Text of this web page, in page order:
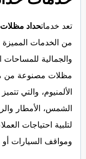
تعد خدماتحداد
من الخدمات
والجمالية
مظلات مصنوعة من
الألمنيوم، والتي
الشمس، الأمطار
لتلبية احتياجات
ومواقف السيارات أو